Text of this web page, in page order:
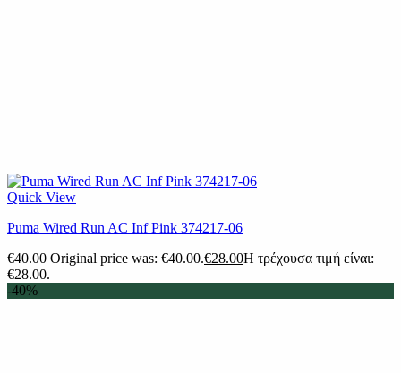
Quick View
Puma Wired Run AC Inf Pink 374217-06
€40.00 Original price was: €40.00.€28.00Η τρέχουσα τιμή είναι:
€28.00.
-40%